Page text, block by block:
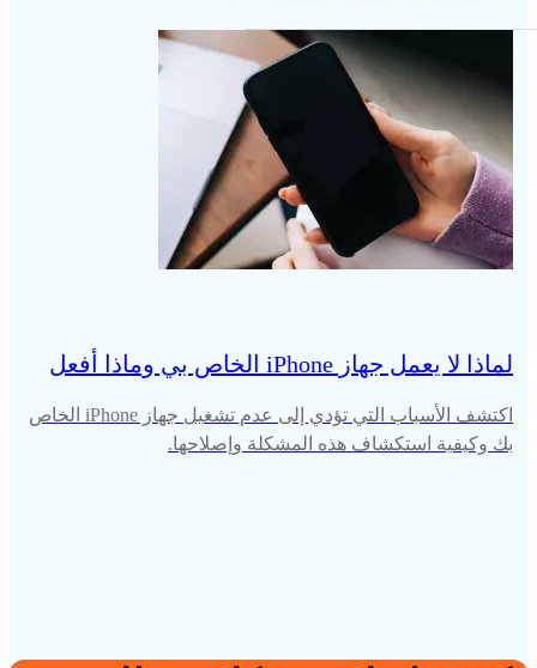
لماذا لا يعمل جهاز iPhone الخاص بي وماذا أفعل
اكتشف الأسباب التي تؤدي إلى عدم تشغيل جهاز iPhone الخاص
بك وكيفية استكشاف هذه المشكلة وإصلاحها.